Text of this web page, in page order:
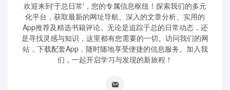
欢迎来到'于总日常'，您的专属信息枢纽！探索我们的多元
化平台，获取最新的网址导航、深入的文章分析、实用的
App推荐及精选书籍评论。无论是追踪于总的日常动态，还
是寻找灵感与知识，这里都有您需要的一切。访问我们的网
站，下载配套App，随时随地享受便捷的信息服务。加入我
们，一起开启学习与发现的新旅程！